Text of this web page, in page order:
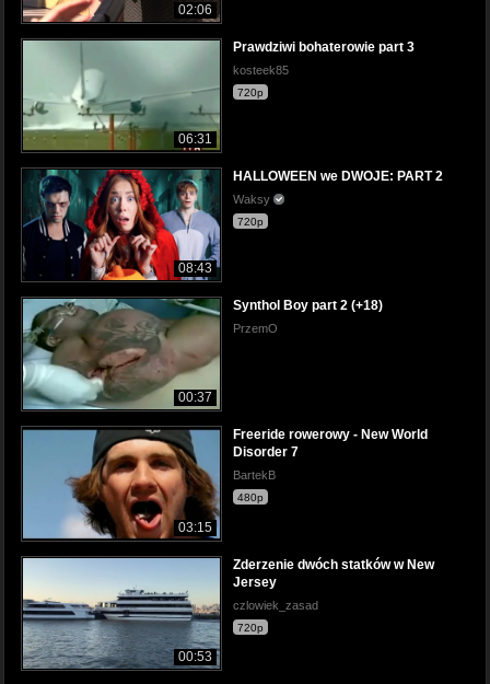
02:06
06:31
Prawdziwi bohaterowie part 3
kosteek85
720p
08:43
HALLOWEEN we DWOJE: PART 2
Waksy
720p
00:37
Synthol Boy part 2 (+18)
PrzemO
03:15
Freeride rowerowy - New World
Disorder 7
BartekB
480p
00:53
Zderzenie dwóch statków w New
Jersey
czlowiek_zasad
720p